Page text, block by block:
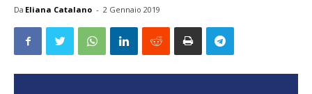
Da Eliana Catalano - 2 Gennaio 2019